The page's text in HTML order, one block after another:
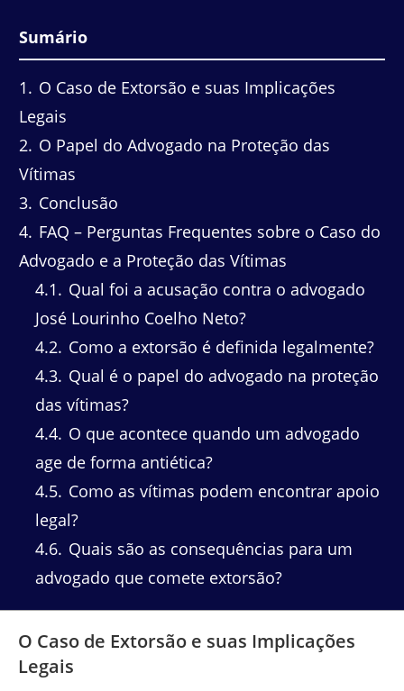
Sumário
1
O Caso de Extorsão e suas Implicações
Legais
2 O Papel do Advogado na Proteção das
Vítimas
3 Conclusão
4 FAQ – Perguntas Frequentes sobre o Caso do
Advogado e a Proteção das Vítimas
4.1
Qual foi a acusação contra o advogado
José Lourinho Coelho Neto?
4.2 Como a extorsão é definida legalmente?
4.3 Qual é o papel do advogado na proteção
das vítimas?
4.4 O que acontece quando um advogado
age de forma antiética?
4.5 Como as vítimas podem encontrar apoio
legal?
4.6 Quais são as consequências para um
advogado que comete extorsão?
O Caso de Extorsão e suas Implicações
Legais